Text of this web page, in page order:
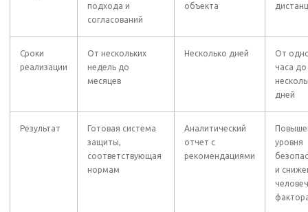
подхода и
согласований
объекта
Сроки
реализации
От нескольких
недель до
месяцев
Несколько дней
От
часа до
дней
Результат
Готовая система
защиты,
соответствующая
нормам
Аналитический
отчет с
рекомендациями
уровня
и